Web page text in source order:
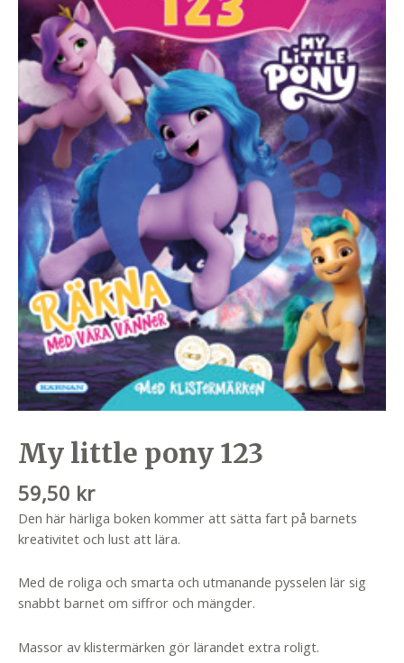
My little pony 123
59,50 kr
Den här härliga boken kommer att sätta fart på barnets
kreativitet och lust att lära.
Med de roliga och smarta och utmanande pysselen lär sig
snabbt barnet om siffror och mängder.
Massor av klistermärken gör lärandet extra roligt.